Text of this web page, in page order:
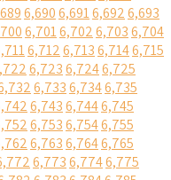
6,6906,6916,6926,693
6,7016,7026,7036,704
6,7126,7136,7146,715
6,7236,7246,725
6,7336,7346,735
6,7436,7446,745
6,7536,7546,755
6,7636,7646,765
6,7736,7746,775